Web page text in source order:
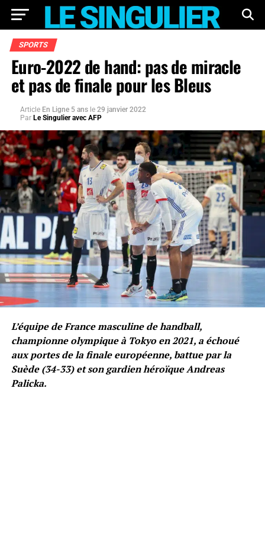
SPORTS
Euro-2022 de hand: pas de miracle
et pas de finale pour les Bleus
Article En Ligne 5 ans le 29 janvier 2022
Par Le Singulier avec AFP
L’équipe de France masculine de handball,
championne olympique à Tokyo en 2021, a échoué
aux portes de la finale européenne, battue par la
Suède (34-33) et son gardien héroïque Andreas
Palicka.